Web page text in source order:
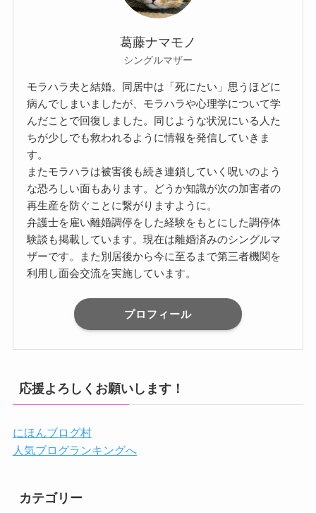
葛藤ナマモノ
シングルマザー
モラハラ夫と結婚。同居中は「死にたい」思うほどに
病んでしまいましたが、モラハラや心理学について学
んだことで回復しました。同じような状況にいる人た
ちが少しでも救われるように情報を発信していきま
す。
またモラハラは被害後も続き連鎖していく呪いのよう
な恐ろしい面もあります。どうか知識が次の加害者の
再生産を防ぐことに繋がりますように。
弁護士を雇い離婚調停をした経験をもとにした調停体
験談も掲載しています。現在は離婚済みのシングルマ
ザーです。また別居後から今に至るまで第三者機関を
利用し面会交流を実施しています。
プロフィール
応援よろしくお願いします！
にほんブログ村
人気ブログランキングへ
カテゴリー